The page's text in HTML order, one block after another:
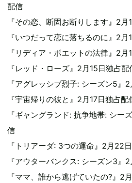
配信
『その恋、断固お断りします』2
『いつだって恋に落ちるのに』2
『リディア・ポエットの法律』2
『レッド・ローズ』2月15日独占配
『アグレッシブ烈子: シーズン5』
『宇宙帰りの彼と』2月17日独占配
『ギャングランド: 抗争地帯: シー
信
『トリアーダ: 3つの運命』2月22
『アウターバンクス: シーズン3』
『ママ、誰から逃げていたの?』2